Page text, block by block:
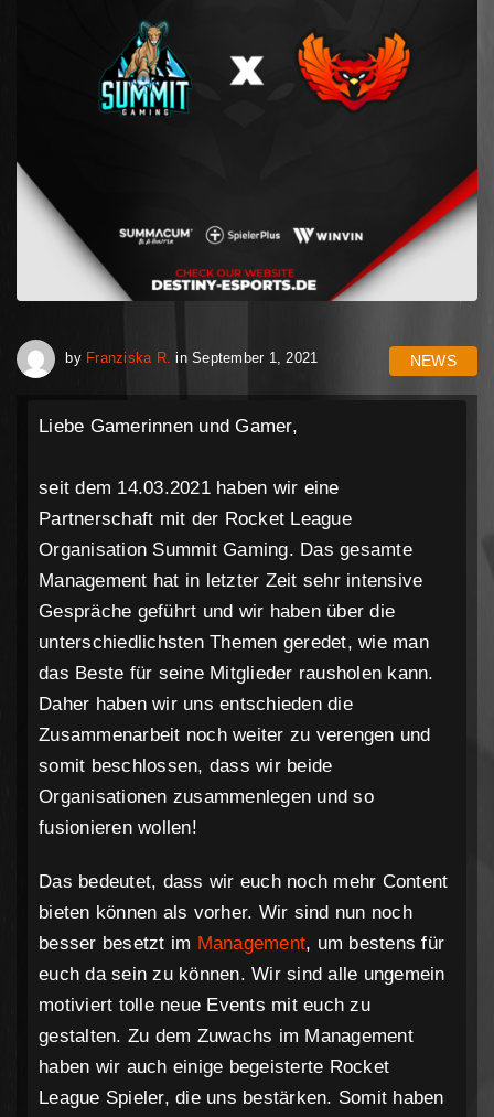
by Franziska R. inSeptember 1, 2021 April 30, 2023
NEWS
Liebe Gamerinnen und Gamer,
seit dem 14.03.2021 haben wir eine
Partnerschaft mit der Rocket League
Organisation Summit Gaming. Das gesamte
Management hat in letzter Zeit sehr intensive
Gespräche geführt und wir haben über die
unterschiedlichsten Themen geredet, wie man
das Beste für seine Mitglieder rausholen kann.
Daher haben wir uns entschieden die
Zusammenarbeit noch weiter zu verengen und
somit beschlossen, dass wir beide
Organisationen zusammenlegen und so
fusionieren wollen!
Das bedeutet, dass wir euch noch mehr Content
bieten können als vorher. Wir sind nun noch
besser besetzt im Management, um bestens für
euch da sein zu können. Wir sind alle ungemein
motiviert tolle neue Events mit euch zu
gestalten. Zu dem Zuwachs im Management
haben wir auch einige begeisterte Rocket
League Spieler, die uns bestärken. Somit haben